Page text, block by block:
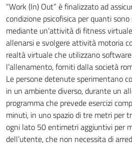
“Work (In) Out” è finalizzato ad
condizione psicofisica per quanti
mediante un’attività di fitness
allenarsi e svolgere attività motoria
realtà virtuale che utilizzano
l’allenamento, forniti dalla società
Le persone detenute sperimentano
in un ambiente diverso, durante un
programma che prevede esercizi
minuti, in uno spazio di tre metri per
ogni lato 50 entimetri aggiuntivi per
dell’utente, che non necessita di